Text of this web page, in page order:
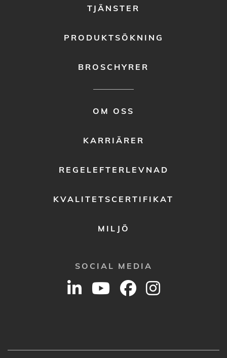
TJÄNSTER
PRODUKTSÖKNING
BROSCHYRER
OM OSS
KARRIÄRER
REGELEFTERLEVNAD
KVALITETSCERTIFIKAT
MILJÖ
SOCIAL MEDIA